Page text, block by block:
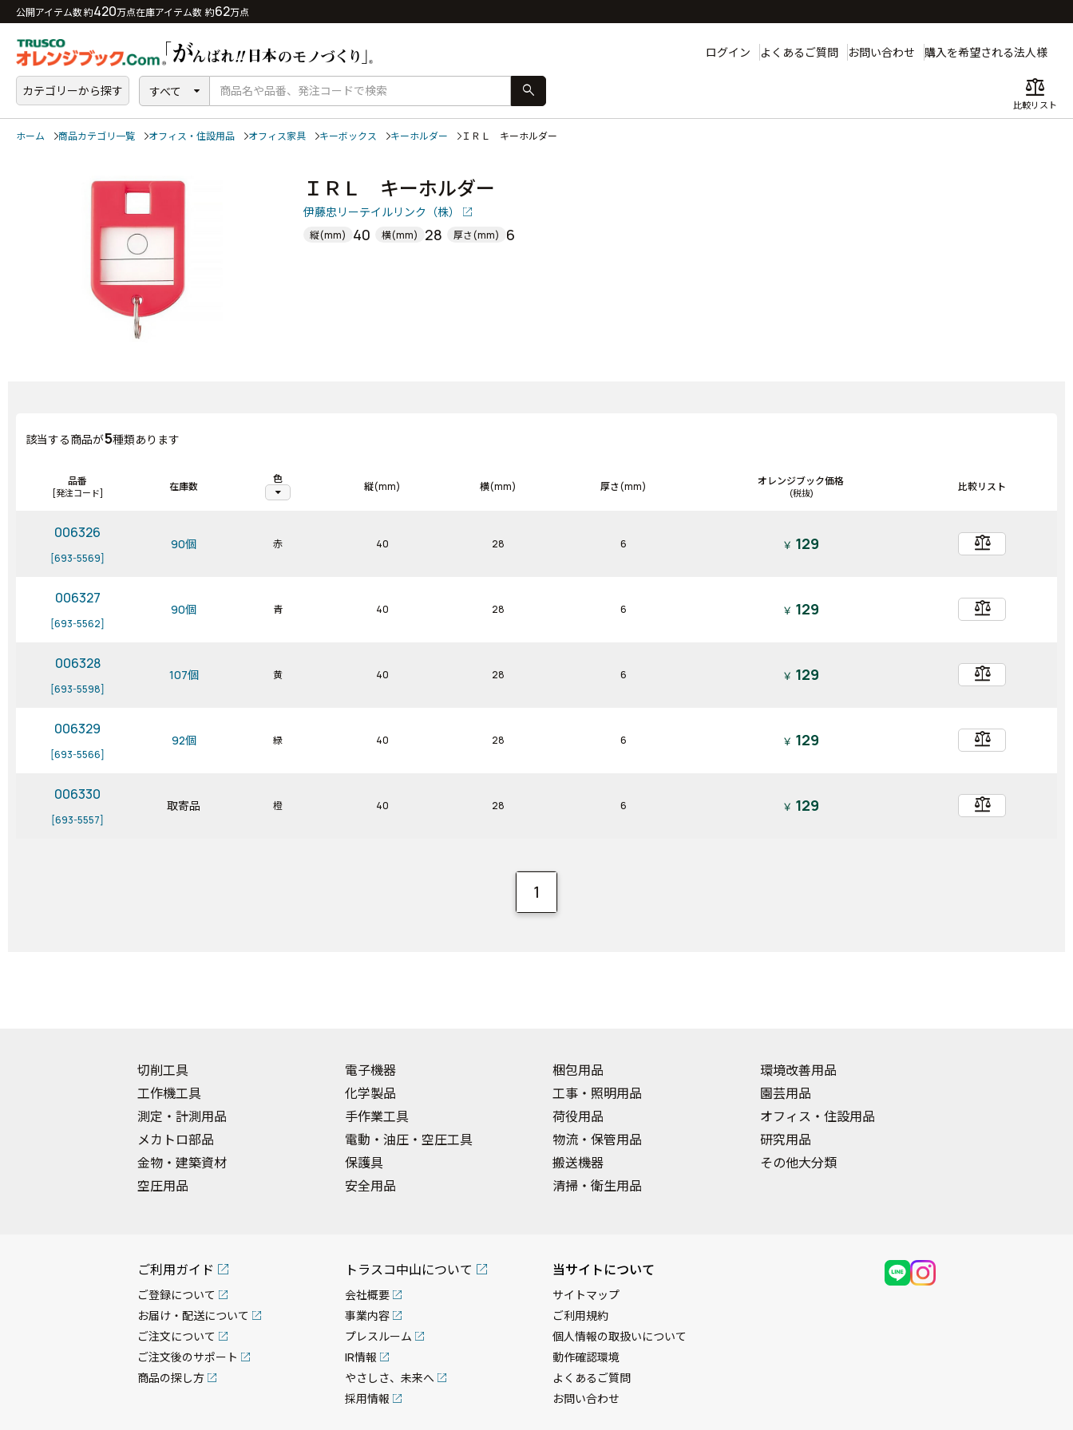
公開アイテム数 約420万点在庫アイテム数 約62万点
ログイン よくあるご質問 お問い合わせ 購入を希望される法人様
カテゴリーから探す すべて search balance
比較リスト
ホーム 商品カテゴリ一覧 オフィス・住設用品 オフィス家具 キーボックス キーホルダー ＩＲＬ キーホルダー
ＩＲＬ キーホルダー
伊藤忠リーテイルリンク（株）
縦(mm) 40 横(mm) 28 厚さ(mm) 6
該当する商品が5種類あります
品番
[発注コード] 在庫数
色
arrow_drop_down 縦(mm) 横(mm) 厚さ(mm) オレンジブック価格
(税抜) 比較リスト
006326
[693-5569]
90個 赤 40 28 6 ￥ 129 balance
006327
[693-5562]
90個 青 40 28 6 ￥ 129 balance
006328
[693-5598]
107個 黄 40 28 6 ￥ 129 balance
006329
[693-5566]
92個 緑 40 28 6 ￥ 129 balance
006330
[693-5557]
取寄品 橙 40 28 6 ￥ 129 balance
1
切削工具
工作機工具
測定・計測用品
メカトロ部品
金物・建築資材
空圧用品
電子機器
化学製品
手作業工具
電動・油圧・空圧工具
保護具
安全用品
梱包用品
工事・照明用品
荷役用品
物流・保管用品
搬送機器
清掃・衛生用品
環境改善用品
園芸用品
オフィス・住設用品
研究用品
その他大分類
ご利用ガイド
ご登録について
お届け・配送について
ご注文について
ご注文後のサポート
商品の探し方
トラスコ中山について
会社概要
事業内容
プレスルーム
IR情報
やさしさ、未来へ
採用情報
当サイトについて
サイトマップ
ご利用規約
個人情報の取扱いについて
動作確認環境
よくあるご質問
お問い合わせ